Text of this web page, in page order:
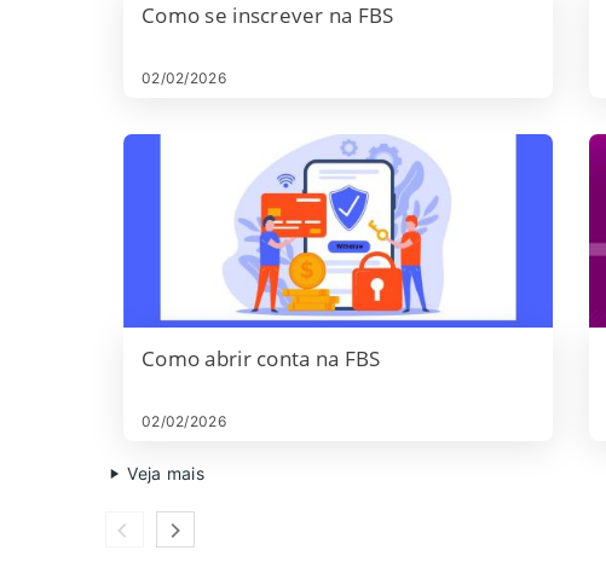
Como se inscrever na FBS
02/02/2026
Como abrir conta na FBS
02/02/2026
Veja mais